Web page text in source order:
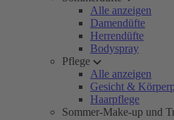
Alle anzeigen
Damendüfte
Herrendüfte
Bodyspray
Pflege
Alle anzeigen
Gesicht &
Haarpflege
Sommer-Make-up und